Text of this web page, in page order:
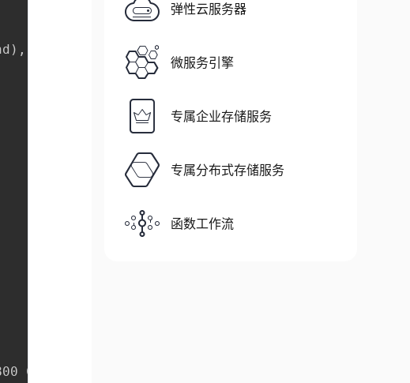
弹性云服务器
微服务引擎
专属企业存储服务
专属分布式存储服务
函数工作流